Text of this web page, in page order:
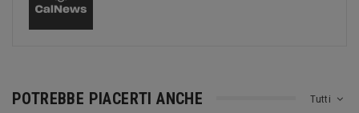
Tutti
POTREBBE PIACERTI ANCHE